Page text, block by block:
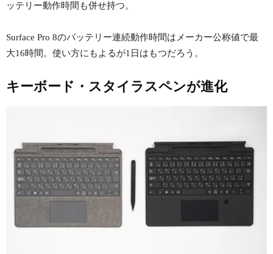
ッテリー動作時間も併せ持つ。
Surface Pro 8のバッテリー連続動作時間はメーカー公称値で最
大16時間。使い方にもよるが1日はもつだろう。
キーボード・スタイラスペンが進化